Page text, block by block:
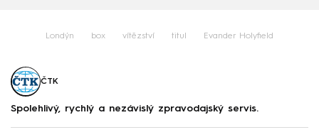
Londýn box vítězství titul Evander Holyfield
ČTK
Spolehlivý, rychlý a nezávislý zpravodajský servis.